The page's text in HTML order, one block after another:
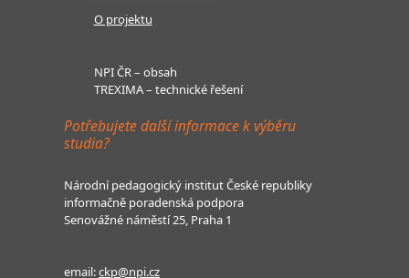
O projektu
NPI ČR – obsah
TREXIMA – technické řešení
Potřebujete další informace k výběru
studia?
Národní pedagogický institut České republiky
informačně poradenská podpora
Senovážné náměstí 25, Praha 1
email:ckp@npi.cz